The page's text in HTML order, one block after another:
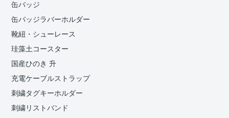
缶バッジ
缶バッジラバーホルダー
靴紐・シューレース
珪藻土コースター
国産ひのき 升
充電ケーブルストラップ
刺繍タグキーホルダー
刺繍リストバンド